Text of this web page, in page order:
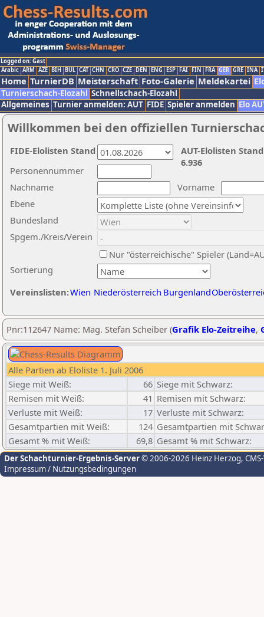
Logged on: Gast
Arabic ARM AZE BIH BUL CAT CHN CRO CZE DEN ENG ESP FAI FIN FRA GER GRE INA
Home TurnierDB Meisterschaft Foto-Galerie Meldekartei
Turnierschach-Elozahl Schnellschach-Elozahl
Allgemeines Turnier anmelden: AUT FIDE Spieler anmelden Elo
Willkommen bei den offiziellen
Nachname
Vorname
Ebene
Sortierung
Personennummer
Bundesland
Spgem./Kreis/Verein
Nur "österreichische" Spieler
Vereinslisten:Wien Niederösterreich Burgenland
AUT-Elolisten
6.936
FIDE-Elolisten Stand
Pnr:112647 Name: Mag. Stefan Scheiber (Grafik Elo-Zeitreihe,
Alle Partien ab Eloliste 1. Juli 2006
Siege mit Weiß:
66 Siege mit Schwarz:
Remisen mit Weiß:
41 Remisen mit Schwarz:
Verluste mit Weiß:
17 Verluste mit Schwarz:
Gesamtpartien mit Weiß:
124 Gesamtpartien mit
Gesamt % mit Weiß:
69,8 Gesamt % mit Schwarz:
Der Schachturnier-Ergebnis-Server© 2006-2026 Heinz Herzog,
Impressum / Nutzungsbedingungen